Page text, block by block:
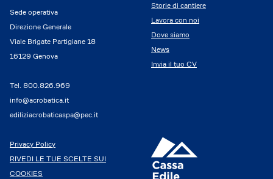
Sede operativa
Direzione Generale
Viale Brigate Partigiane 18
16129 Genova
Tel. 800.826.969
info@acrobatica.it
ediliziacrobaticaspa@pec.it
Storie di cantiere
Lavora con noi
Dove siamo
News
Invia il tuo CV
Privacy Policy
RIVEDI LE TUE SCELTE SUI
COOKIES